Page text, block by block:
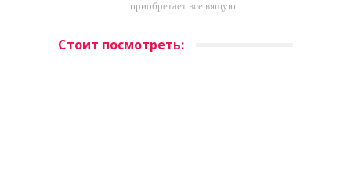
приобретает все вящую
Стоит посмотреть: